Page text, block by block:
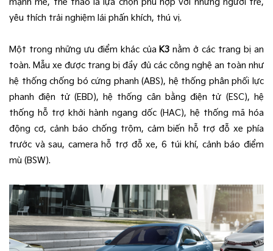
mạnh mẽ, thể thao là lựa chọn phù hợp với những người trẻ,
yêu thích trải nghiệm lái phấn khích, thú vị.
Một trong những ưu điểm khác của K3 nằm ở các trang bị an
toàn. Mẫu xe được trang bị đầy đủ các công nghệ an toàn như
hệ thống chống bó cứng phanh (ABS), hệ thống phân phối lực
phanh điện tử (EBD), hệ thống cân bằng điện tử (ESC), hệ
thống hỗ trợ khởi hành ngang dốc (HAC), hệ thống mã hóa
động cơ, cảnh báo chống trộm, cảm biến hỗ trợ đỗ xe phía
trước và sau, camera hỗ trợ đỗ xe, 6 túi khí, cảnh báo điểm
mù (BSW).